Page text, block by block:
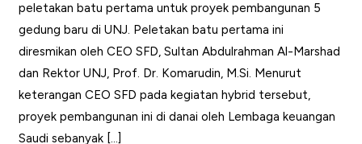
peletakan batu pertama untuk proyek pembangunan 5
gedung baru di UNJ. Peletakan batu pertama ini
diresmikan oleh CEO SFD, Sultan Abdulrahman Al-Marshad
dan Rektor UNJ, Prof. Dr. Komarudin, M.Si. Menurut
keterangan CEO SFD pada kegiatan hybrid tersebut,
proyek pembangunan ini di danai oleh Lembaga keuangan
Saudi sebanyak […]